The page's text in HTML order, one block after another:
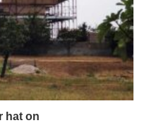
hat on